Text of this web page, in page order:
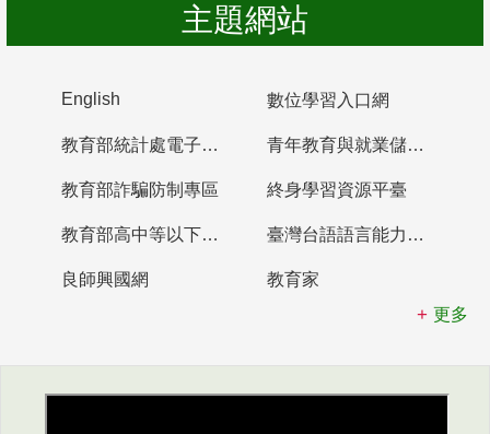
主題網站
English 數位學習入口網
教育部統計處電子書櫃 青年教育與就業儲蓄帳戶
教育部詐騙防制專區 終身學習資源平臺
教育部高中等以下學校及幼兒園教師資格檢定考試 臺灣台語語言能力認證網站
良師興國網
教育家
更多